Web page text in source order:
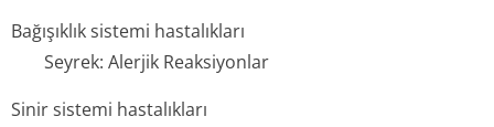
Bağışıklık sistemi hastalıkları
Seyrek: Alerjik Reaksiyonlar
Sinir sistemi hastalıkları